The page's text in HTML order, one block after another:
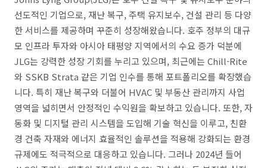
선도적인 기업으로, 재난 복구, 주택 유지보수, 건설 관리 등 다양
한 서비스를 제공하며 꾸준히 성장해왔습니다. 호주 정부의 대규
모 인프라 투자와 아시아 태평양 지역에서의 수요 증가 덕분에
JLG는 강력한 성장 기회를 누리고 있으며, 최근에는 Chill-Rite
와 SSKB Strata 같은 기업 인수를 통해 포트폴리오를 확장했습
니다. 특히 재난 복구와 더불어 HVAC 및 부동산 관리까지 사업
영역을 넓히면서 안정적인 수익원을 확보하고 있습니다. 또한, 자
동화 및 디지털 관리 시스템을 도입해 기술 혁신을 이루고, 친환
경 건축 자재와 에너지 효율적인 솔루션을 적용해 강화되는 환경
규제에도 적극적으로 대응하고 있습니다. 그러나 2024년 들어